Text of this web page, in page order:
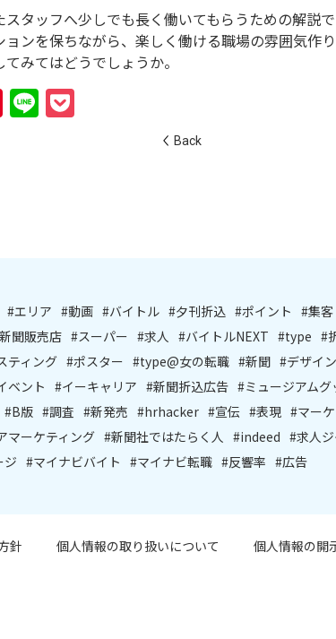
タッフへ少しでも長く働いてもらうための解説で
ンを保ちながら、楽しく働ける職場の雰囲気作り
みてはどうでしょうか。
Pinterest
Line
Back
#エリア #動画 #バイトル #夕刊折込 #ポイント #集客
聞販売店 #スーパー #求人 #バイトルNEXT #type #
ティング #ポスター #type@女の転職 #新聞 #デザイン
ベント #イーキャリア #新聞折込広告 #ミュージアムグ
#B版 #調査 #新発売 #hrhacker #宣伝 #表現 #マー
マーケティング #新聞社ではたらく人 #indeed #求人
ジ #マイナビバイト #マイナビ転職 #反響率 #広告
針 個人情報の取り扱いについて 個人情報の開